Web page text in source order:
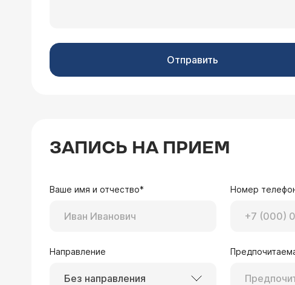
Отправить
ЗАПИСЬ НА ПРИЕМ
Ваше имя и отчество* Номер
Направление
Без направления